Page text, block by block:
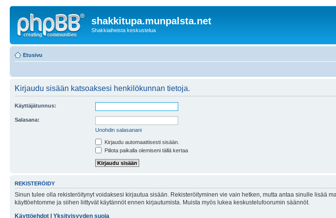
shakkitupa.munpalsta.net
Shakkiaiheista keskustelua
Etusivu
Kirjaudu sisään katsoaksesi henkilökunnan tietoja.
Käyttäjätunnus:
Salasana:
Unohdin salasanani
Kirjaudu automaattisesti sisään.
Piilota paikalla olemiseni tällä kertaa
REKISTERÖIDY
Sinun tulee olla rekisteröitynyt voidaksesi kirjautua sisään. Rekisteröityminen vie vain hetken, mutta antaa sinulle lisää
käyttöehtomme ja siihen liittyvät käytännöt ennen kirjautumista. Muista myös lukea keskustelufoorumin säännöt.
Käyttöehdot
Yksityisyyden suoja